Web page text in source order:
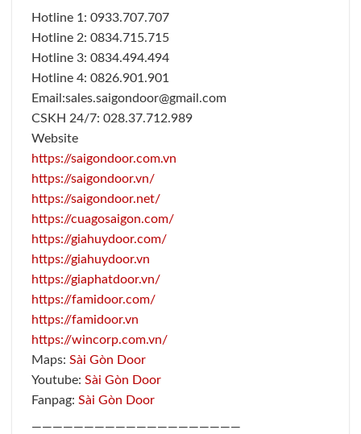
Hotline 1: 0933.707.707
Hotline 2: 0834.715.715
Hotline 3: 0834.494.494
Hotline 4: 0826.901.901
Email:sales.saigondoor@gmail.com
CSKH 24/7: 028.37.712.989
Website
https://saigondoor.com.vn
https://saigondoor.vn/
https://saigondoor.net/
https://cuagosaigon.com/
https://giahuydoor.com/
https://giahuydoor.vn
https://giaphatdoor.vn/
https://famidoor.com/
https://famidoor.vn
https://wincorp.com.vn/
Maps: Sài Gòn Door
Youtube: Sài Gòn Door
Fanpag: Sài Gòn Door
————————————————————